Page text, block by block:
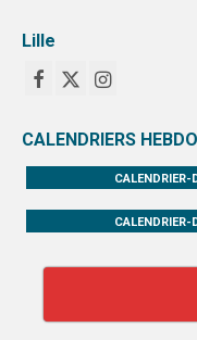
Lille
CALENDRIERS